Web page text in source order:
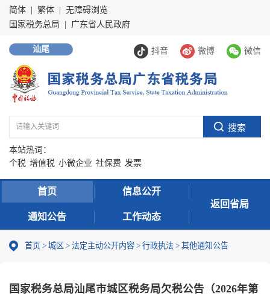
简体 繁体
无障碍浏览
国家税务总局
广东省人民政府
抖音 微博 微信
汕尾
本站热词：
个税 增值税 小微企业 社保费 发票
首页 信息公开
通知公告 工作动态
返回省局
首页 > 城区 > 法定主动公开内容 > 行政执法 > 其他通知公告
国家税务总局汕尾市城区税务局欠税公告（2026年第